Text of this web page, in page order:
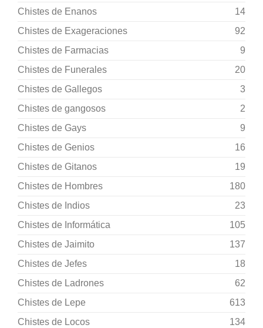
Chistes de Enanos
14
Chistes de Exageraciones
92
Chistes de Farmacias
9
Chistes de Funerales
20
Chistes de Gallegos
3
Chistes de gangosos
2
Chistes de Gays
9
Chistes de Genios
16
Chistes de Gitanos
19
Chistes de Hombres
180
Chistes de Indios
23
Chistes de Informática
105
Chistes de Jaimito
137
Chistes de Jefes
18
Chistes de Ladrones
62
Chistes de Lepe
613
Chistes de Locos
134